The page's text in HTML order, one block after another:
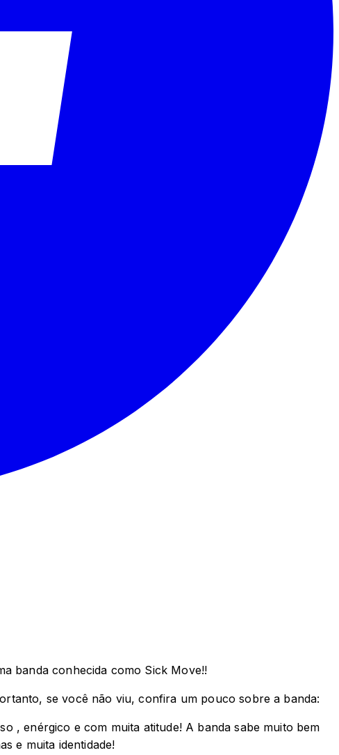
banda conhecida como Sick Move!!
se você não viu, confira um pouco sobre a banda:
, enérgico e com muita atitude! A banda sabe muito bem
e muita identidade!